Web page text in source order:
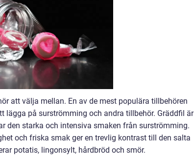
att välja mellan. En av de mest populära tillbehören
lägga på surströmming och andra tillbehör. Gräddfil är
den starka och intensiva smaken från surströmming.
och friska smak ger en trevlig kontrast till den salta
potatis, lingonsylt, hårdbröd och smör.